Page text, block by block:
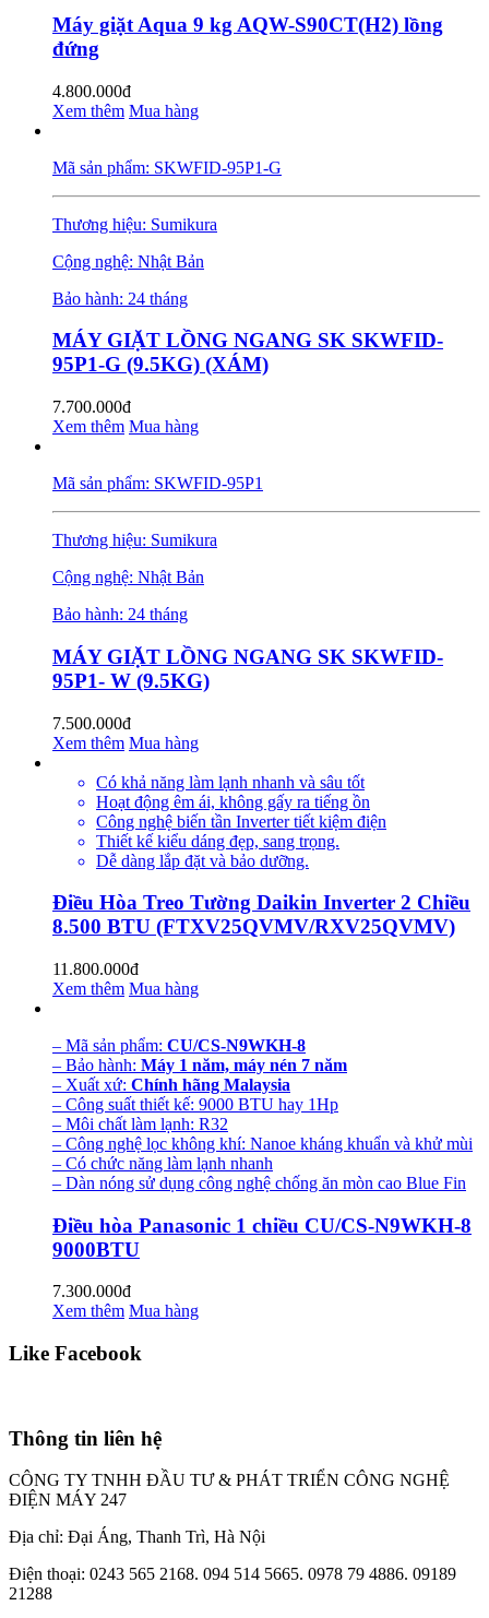
Máy giặt Aqua 9 kg AQW-S90CT(H2) lồng
đứng
4.800.000đ
Xem thêm Mua hàng
Mã sản phẩm: SKWFID-95P1-G
Thương hiệu: Sumikura
Cộng nghệ: Nhật Bản
Bảo hành: 24 tháng
MÁY GIẶT LỒNG NGANG SK SKWFID-
95P1-G (9.5KG) (XÁM)
7.700.000đ
Xem thêm Mua hàng
Mã sản phẩm: SKWFID-95P1
Thương hiệu: Sumikura
Cộng nghệ: Nhật Bản
Bảo hành: 24 tháng
MÁY GIẶT LỒNG NGANG SK SKWFID-
95P1- W (9.5KG)
7.500.000đ
Xem thêm Mua hàng
Có khả năng làm lạnh nhanh và sâu tốt
Hoạt động êm ái, không gấy ra tiếng ồn
Công nghệ biến tần Inverter tiết kiệm điện
Thiết kế kiểu dáng đẹp, sang trọng.
Dễ dàng lắp đặt và bảo dưỡng.
Điều Hòa Treo Tường Daikin Inverter 2 Chiều
8.500 BTU (FTXV25QVMV/RXV25QVMV)
11.800.000đ
Xem thêm Mua hàng
– Mã sản phẩm: CU/CS-N9WKH-8
– Bảo hành: Máy 1 năm, máy nén 7 năm
– Xuất xứ: Chính hãng Malaysia
– Công suất thiết kế: 9000 BTU hay 1Hp
– Môi chất làm lạnh: R32
– Công nghệ lọc không khí: Nanoe kháng khuẩn và khử mùi
– Có chức năng làm lạnh nhanh
– Dàn nóng sử dụng công nghệ chống ăn mòn cao Blue Fin
Điều hòa Panasonic 1 chiều CU/CS-N9WKH-8
9000BTU
7.300.000đ
Xem thêm Mua hàng
Like Facebook
Thông tin liên hệ
CÔNG TY TNHH ĐẦU TƯ & PHÁT TRIỂN CÔNG NGHỆ
ĐIỆN MÁY 247
Địa chỉ: Đại Áng, Thanh Trì, Hà Nội
Điện thoại: 0243 565 2168. 094 514 5665. 0978 79 4886. 09189
21288